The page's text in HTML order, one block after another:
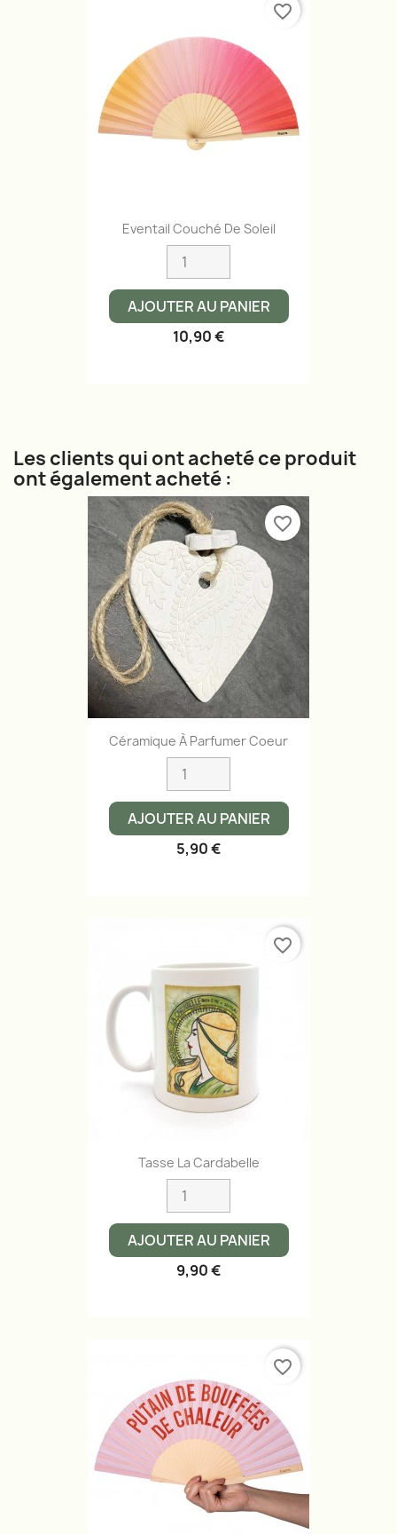
Eventail Couché De Soleil
AJOUTER AU PANIER
10,90 €
favorite_border
Les clients qui ont acheté ce produit
ont également acheté :
Céramique À Parfumer Coeur
AJOUTER AU PANIER
5,90 €
favorite_border
Tasse La Cardabelle
AJOUTER AU PANIER
9,90 €
favorite_border
favorite_border